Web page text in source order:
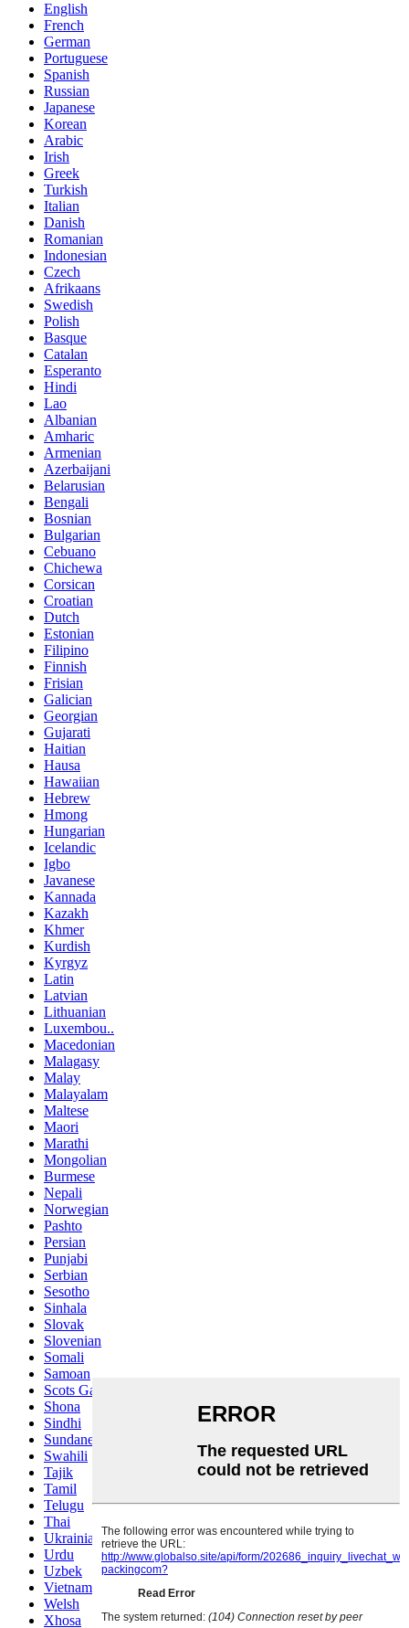
English
French
German
Portuguese
Spanish
Russian
Japanese
Korean
Arabic
Irish
Greek
Turkish
Italian
Danish
Romanian
Indonesian
Czech
Afrikaans
Swedish
Polish
Basque
Catalan
Esperanto
Hindi
Lao
Albanian
Amharic
Armenian
Azerbaijani
Belarusian
Bengali
Bosnian
Bulgarian
Cebuano
Chichewa
Corsican
Croatian
Dutch
Estonian
Filipino
Finnish
Frisian
Galician
Georgian
Gujarati
Haitian
Hausa
Hawaiian
Hebrew
Hmong
Hungarian
Icelandic
Igbo
Javanese
Kannada
Kazakh
Khmer
Kurdish
Kyrgyz
Latin
Latvian
Lithuanian
Luxembou..
Macedonian
Malagasy
Malay
Malayalam
Maltese
Maori
Marathi
Mongolian
Burmese
Nepali
Norwegian
Pashto
Persian
Punjabi
Serbian
Sesotho
Sinhala
Slovak
Slovenian
Somali
Samoan
Scots Gaelic
Shona
Sindhi
Sundanese
Swahili
Tajik
Tamil
Telugu
Thai
Ukrainian
Urdu
Uzbek
Vietnamese
Welsh
Xhosa